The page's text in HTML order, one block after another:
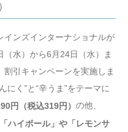
ンズインターナショナルが
水）から6月24日（水）ま
引キャンペーンを実施しま
にく”と“辛うま”をテーマに
円（税込319円） の他、
「ハイボール」や「レモンサ